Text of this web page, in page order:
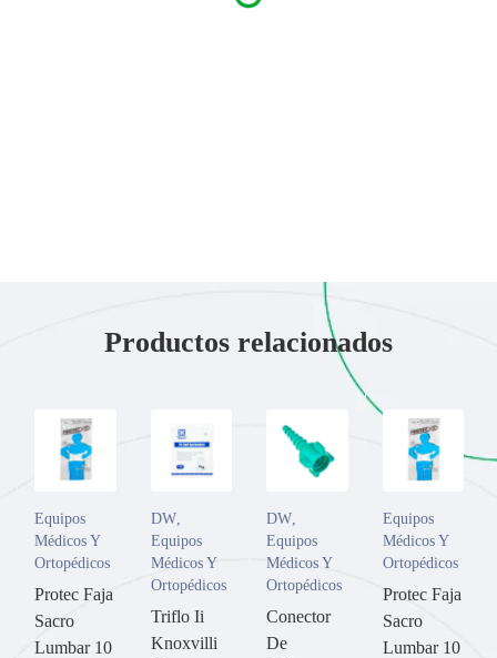
Productos relacionados
Equipos
Médicos Y
Ortopédicos
Protec Faja
Sacro
Lumbar 10
DW,
Equipos
Médicos Y
Ortopédicos
Triflo Ii
Knoxvilli
DW
Equipos
Médicos Y
Ortopédicos
Conector
De
Equipos
Médicos Y
Ortopédicos
Protec Faja
Sacro
Lumbar 10